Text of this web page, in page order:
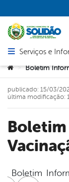
Abrir menu
Serviços e
Você está aqui:
> Boletim
Boletim Informativo de
publicado: 15/03/
última modificação:
Boletim